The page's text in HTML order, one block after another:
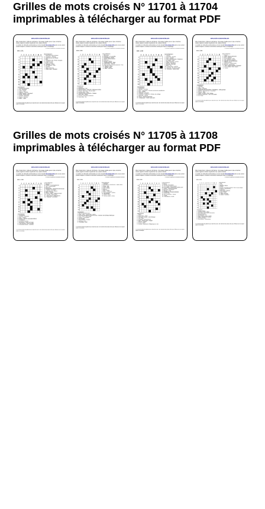
Grilles de mots croisés N° 11701 à 11704
imprimables à télécharger au format PDF
Grilles de mots croisés N° 11705 à 11708
imprimables à télécharger au format PDF